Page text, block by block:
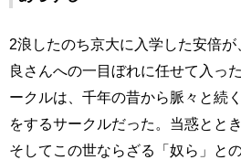
2浪したのち京大に入学した安倍
良さんへの一目ぼれに任せて入っ
ークルは、千年の昔から脈々と続
をするサークルだった。当惑とと
そしてこの世ならざる「奴ら」と